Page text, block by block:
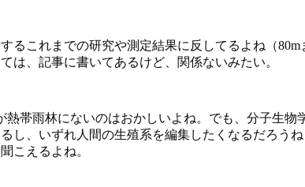
るこれまでの研究や測定結果に反してるよね（
は、記事に書いてあるけど、関係ないみたい。
熱帯雨林にないのはおかしいよね。でも、分子生
し、いずれ人間の生殖系を編集したくなるだろう
こえるよね。